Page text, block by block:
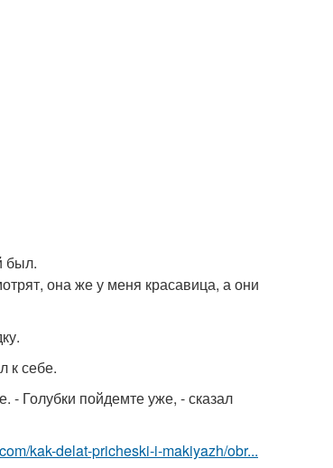
был.
она же у меня красавица, а они
к себе.
- Голубки пойдемте уже, - сказал
kak-delat-pricheski-i-makiyazh/obr...